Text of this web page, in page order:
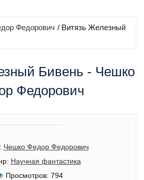
Федорович / Витязь Железный
Бивень - Чешко
Федорович
Чешко Федор Федорович
Научная фантастика
Просмотров: 794